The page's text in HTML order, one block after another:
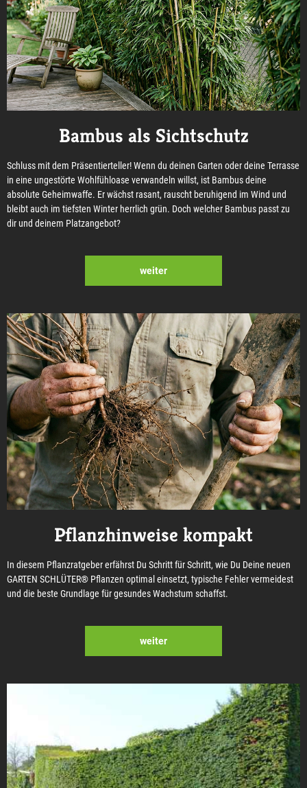
Bambus als Sichtschutz
Schluss mit dem Präsentierteller! Wenn du deinen Garten oder deine Terrasse
in eine ungestörte Wohlfühloase verwandeln willst, ist Bambus deine
absolute Geheimwaffe. Er wächst rasant, rauscht beruhigend im Wind und
bleibt auch im tiefsten Winter herrlich grün. Doch welcher Bambus passt zu
dir und deinem Platzangebot?
weiter
Pflanzhinweise kompakt
In diesem Pflanzratgeber erfährst Du Schritt für Schritt, wie Du Deine neuen
GARTEN SCHLÜTER® Pflanzen optimal einsetzt, typische Fehler vermeidest
und die beste Grundlage für gesundes Wachstum schaffst.
weiter